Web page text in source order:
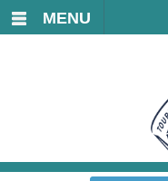
MENU